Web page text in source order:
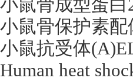
小鼠骨成型蛋白
小鼠骨保护素配
小鼠抗受体
Human heat